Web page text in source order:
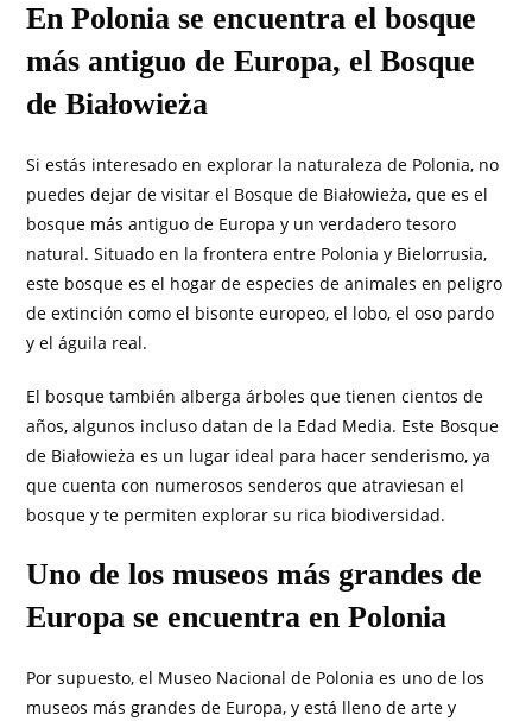
En Polonia se encuentra el bosque
más antiguo de Europa, el Bosque
de Białowieża
Si estás interesado en explorar la naturaleza de Polonia, no
puedes dejar de visitar el Bosque de Białowieża, que es el
bosque más antiguo de Europa y un verdadero tesoro
natural. Situado en la frontera entre Polonia y Bielorrusia,
este bosque es el hogar de especies de animales en peligro
de extinción como el bisonte europeo, el lobo, el oso pardo
y el águila real.
El bosque también alberga árboles que tienen cientos de
años, algunos incluso datan de la Edad Media. Este Bosque
de Białowieża es un lugar ideal para hacer senderismo, ya
que cuenta con numerosos senderos que atraviesan el
bosque y te permiten explorar su rica biodiversidad.
Uno de los museos más grandes de
Europa se encuentra en Polonia
Por supuesto, el Museo Nacional de Polonia es uno de los
museos más grandes de Europa, y está lleno de arte y